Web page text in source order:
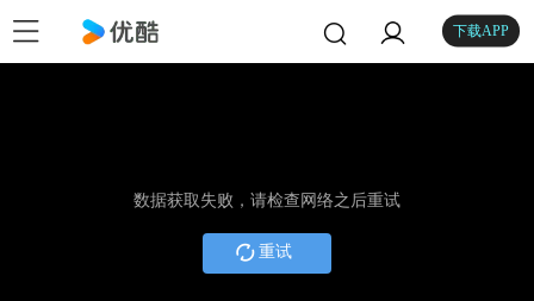
下载APP
数据获取失败，请检查网络之后重试
重试